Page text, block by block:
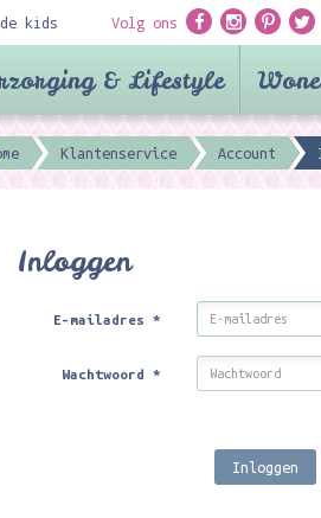
kids Volg ons
& Lifestyle
Klantenservice Account
Inloggen
E-mailadres*
Wachtwoord*
Inloggen